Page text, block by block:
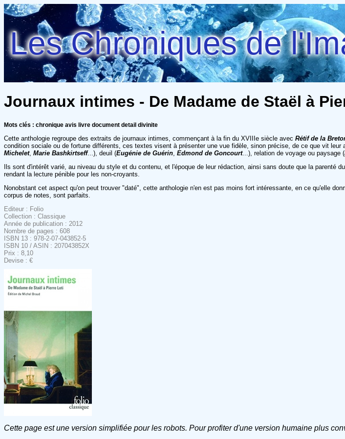
Les Chroniques de
Journaux intimes - De Madame de Staël à
Mots clés : chronique avis livre document detail divinite
Cette anthologie regroupe des extraits de journaux intimes, commençant à la fin du XVIIIe siècle avec Rétif de la
condition sociale ou de fortune différents, ces textes visent à présenter une vue fidèle, sinon précise, de ce que vit leur
Michelet, Marie Bashkirtseff...), deuil (Eugénie de Guérin Edmond de Goncourt...), relation de voyage ou paysage (
Ils sont d'intérêt varié, au niveau du style et du contenu, et l'époque de leur rédaction, ainsi sans doute que la
rendant la lecture pénible pour les non-croyants.
Nonobstant cet aspect qu'on peut trouver "daté", cette anthologie n'en est pas moins fort intéressante, en ce qu'elle
corpus de notes, sont parfaits.
Editeur : Folio
Collection : Classique
Année de publication : 2012
Nombre de pages : 608
ISBN 13 : 978-2-07-043852-5
ISBN 10 / ASIN : 207043852X
Prix : 8,10
Devise : €
Cette page est une version simplifiée pour les robots. Pour profiter d'une version humaine plus